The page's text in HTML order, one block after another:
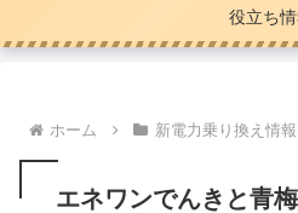
役立ち
ホーム 新電力乗り換え情報
エネワンでんきと青